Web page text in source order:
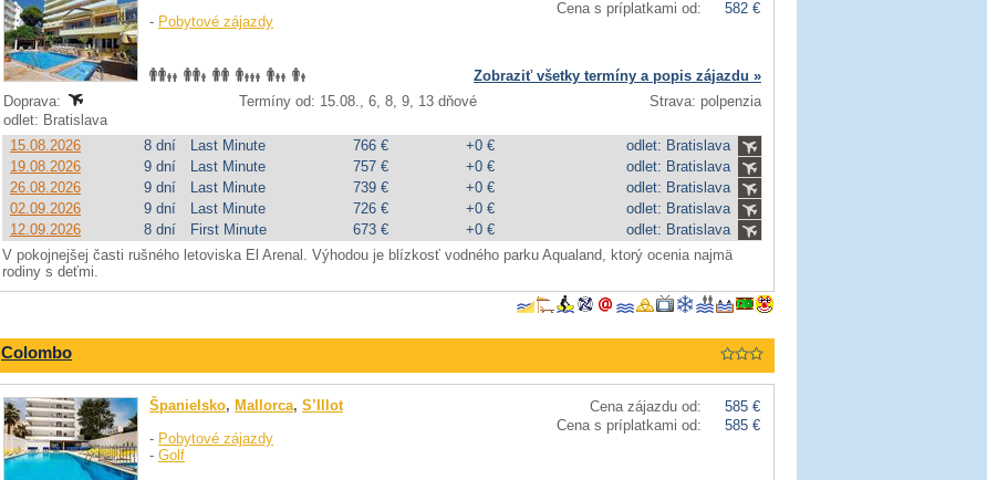
Cena s príplatkami od:
582 €
- Pobytové zájazdy
Zobraziť všetky termíny a popis zájazdu »
Doprava:
Termíny od: 15.08., 6, 8, 9, 13 dňové
Strava: polpenzia
odlet: Bratislava
15.08.2026
8 dní Last Minute 766 € +0 €
odlet: Bratislava
19.08.2026
9 dní Last Minute 757 € +0 €
odlet: Bratislava
26.08.2026
9 dní Last Minute 739 € +0 €
odlet: Bratislava
02.09.2026
9 dní Last Minute 726 € +0 €
odlet: Bratislava
12.09.2026
8 dní First Minute 673 € +0 €
odlet: Bratislava
V pokojnejšej časti rušného letoviska El Arenal. Výhodou je blízkosť vodného parku Aqualand, ktorý ocenia najmä
rodiny s deťmi.
Colombo
Cena zájazdu od:
585 €
Cena s príplatkami od:
585 €
Španielsko, Mallorca, S’Illot
- Pobytové zájazdy
- Golf